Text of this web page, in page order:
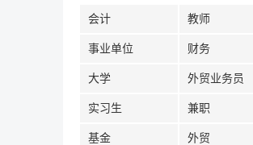
会计 教师
事业单位 财务
大学 外贸业务员
实习生 兼职
基金 外贸